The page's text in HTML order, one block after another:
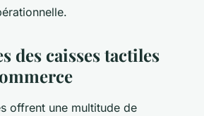
des caisses tactiles
offrent une multitude de